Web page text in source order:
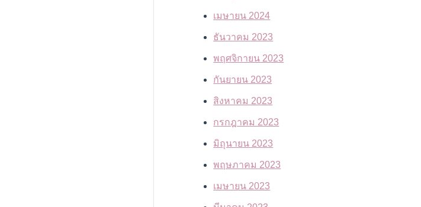
เมษายน 2024
ธันวาคม 2023
พฤศจิกายน 2023
กันยายน 2023
สิงหาคม 2023
กรกฎาคม 2023
มิถุนายน 2023
พฤษภาคม 2023
เมษายน 2023